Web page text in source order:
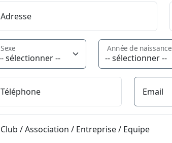
Adresse
Sexe Année de naissance
Téléphone Email
Club / Association / Entreprise / Equipe